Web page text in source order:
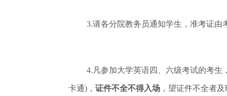
3.请各分院教务员通知学生，准考证由
4.凡参加大学英语四、六级考试的考
卡通)， 证件不全不得入场 ，望证件不全者